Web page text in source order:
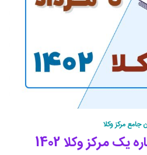
جامع مرکز وکلا
مرکز وکلا 1402